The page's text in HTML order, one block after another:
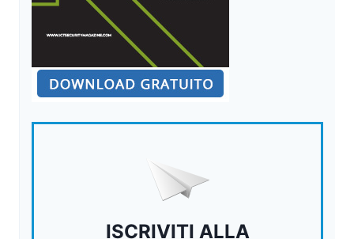
ISCRIVITI ALLA